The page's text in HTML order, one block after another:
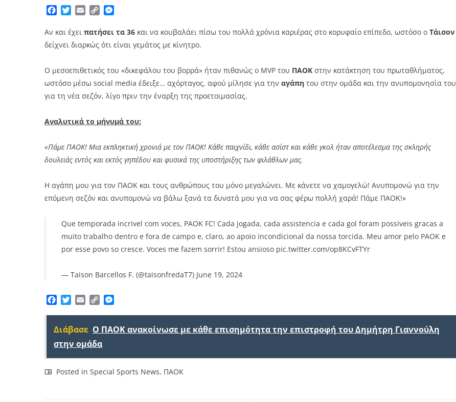
Facebook
TwitterEmailCopy
Αν και έχει πατήσει τα 36 και να κουβαλάει πίσω του πολλά χρόνια καριέρας στο κορυφαίο επίπεδο, ωστόσο ο Τάισον
δείχνει διαρκώς ότι είναι γεμάτος με κίνητρο.
Ο μεσοεπιθετικός του «δικεφάλου του βορρά» ήταν πιθανώς ο MVP του ΠΑΟΚ στην κατάκτηση του πρωταθλήματος,
ωστόσο μέσω social media έδειξε… αχόρταγος, αφού μίλησε για την αγάπη του στην ομάδα και την ανυπομονησία του
για τη νέα σεζόν, λίγο πριν την έναρξη της προετοιμασίας.
Αναλυτικά το μήνυμά του:
«Πάμε ΠΑΟΚ! Μια εκπληκτική χρονιά με τον ΠΑΟΚ! Κάθε παιχνίδι, κάθε ασίστ και κάθε γκολ ήταν αποτέλεσμα της σκληρής
δουλειάς εντός και εκτός γηπέδου και φυσικά της υποστήριξης των φιλάθλων μας.
Η αγάπη μου για τον ΠΑΟΚ και τους ανθρώπους του μόνο μεγαλώνει. Με κάνετε να χαμογελώ! Ανυπομονώ για την
επόμενη σεζόν και ανυπομονώ να βάλω ξανά τα δυνατά μου για να σας φέρω πολλή χαρά! Πάμε ΠΑΟΚ!»
Que temporada incrivel com voces, PAOK FC! Cada jogada, cada assistencia e cada gol foram possiveis gracas a
muito trabalho dentro e fora de campo e, claro, ao apoio incondicional da nossa torcida. Meu amor pelo PAOK e
por esse povo so cresce. Voces me fazem sorrir! Estou ansioso pic.twitter.com/op8KCvFTYr
— Taison Barcellos F. (@taisonfredaT7) June 19, 2024
Facebook
TwitterEmailCopy
Διάβασε Ο ΠΑΟΚ ανακοίνωσε με κάθε επισημότητα την επιστροφή του Δημήτρη Γιαννούλη
στην ομάδα
Posted in Special Sports News, ΠΑΟΚ